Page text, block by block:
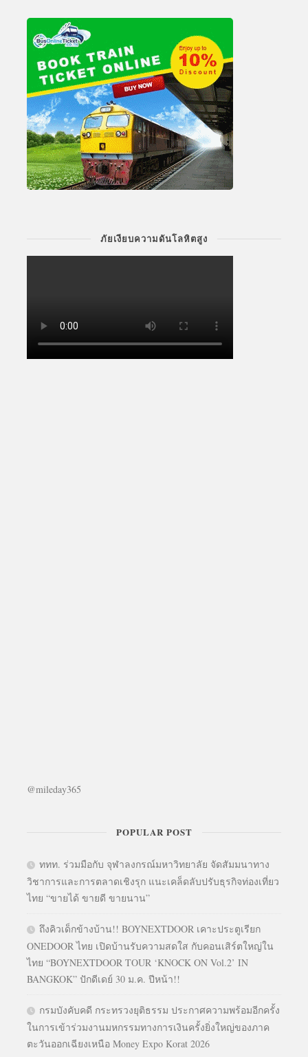
ภัยเงียบความดันโลหิตสูง
@mileday365
POPULAR POST
ททท. ร่วมมือกับ จุฬาลงกรณ์มหาวิทยาลัย จัดสัมมนาทาง
วิชาการและการตลาดเชิงรุก แนะเคล็ดลับปรับธุรกิจท่องเที่ยว
ไทย “ขายได้ ขายดี ขายนาน”
ถึงคิวเด็กข้างบ้าน!! BOYNEXTDOOR เคาะประตูเรียก
ONEDOOR ไทย เปิดบ้านรับความสดใส กับคอนเสิร์ตใหญ่ใน
ไทย “BOYNEXTDOOR TOUR ‘KNOCK ON Vol.2’ IN
BANGKOK” ปักดีเดย์ 30 ม.ค. ปีหน้า!!
กรมบังคับคดี กระทรวงยุติธรรม ประกาศความพร้อมอีกครั้ง
ในการเข้าร่วมงานมหกรรมทางการเงินครั้งยิ่งใหญ่ของภาค
ตะวันออกเฉียงเหนือ Money Expo Korat 2026